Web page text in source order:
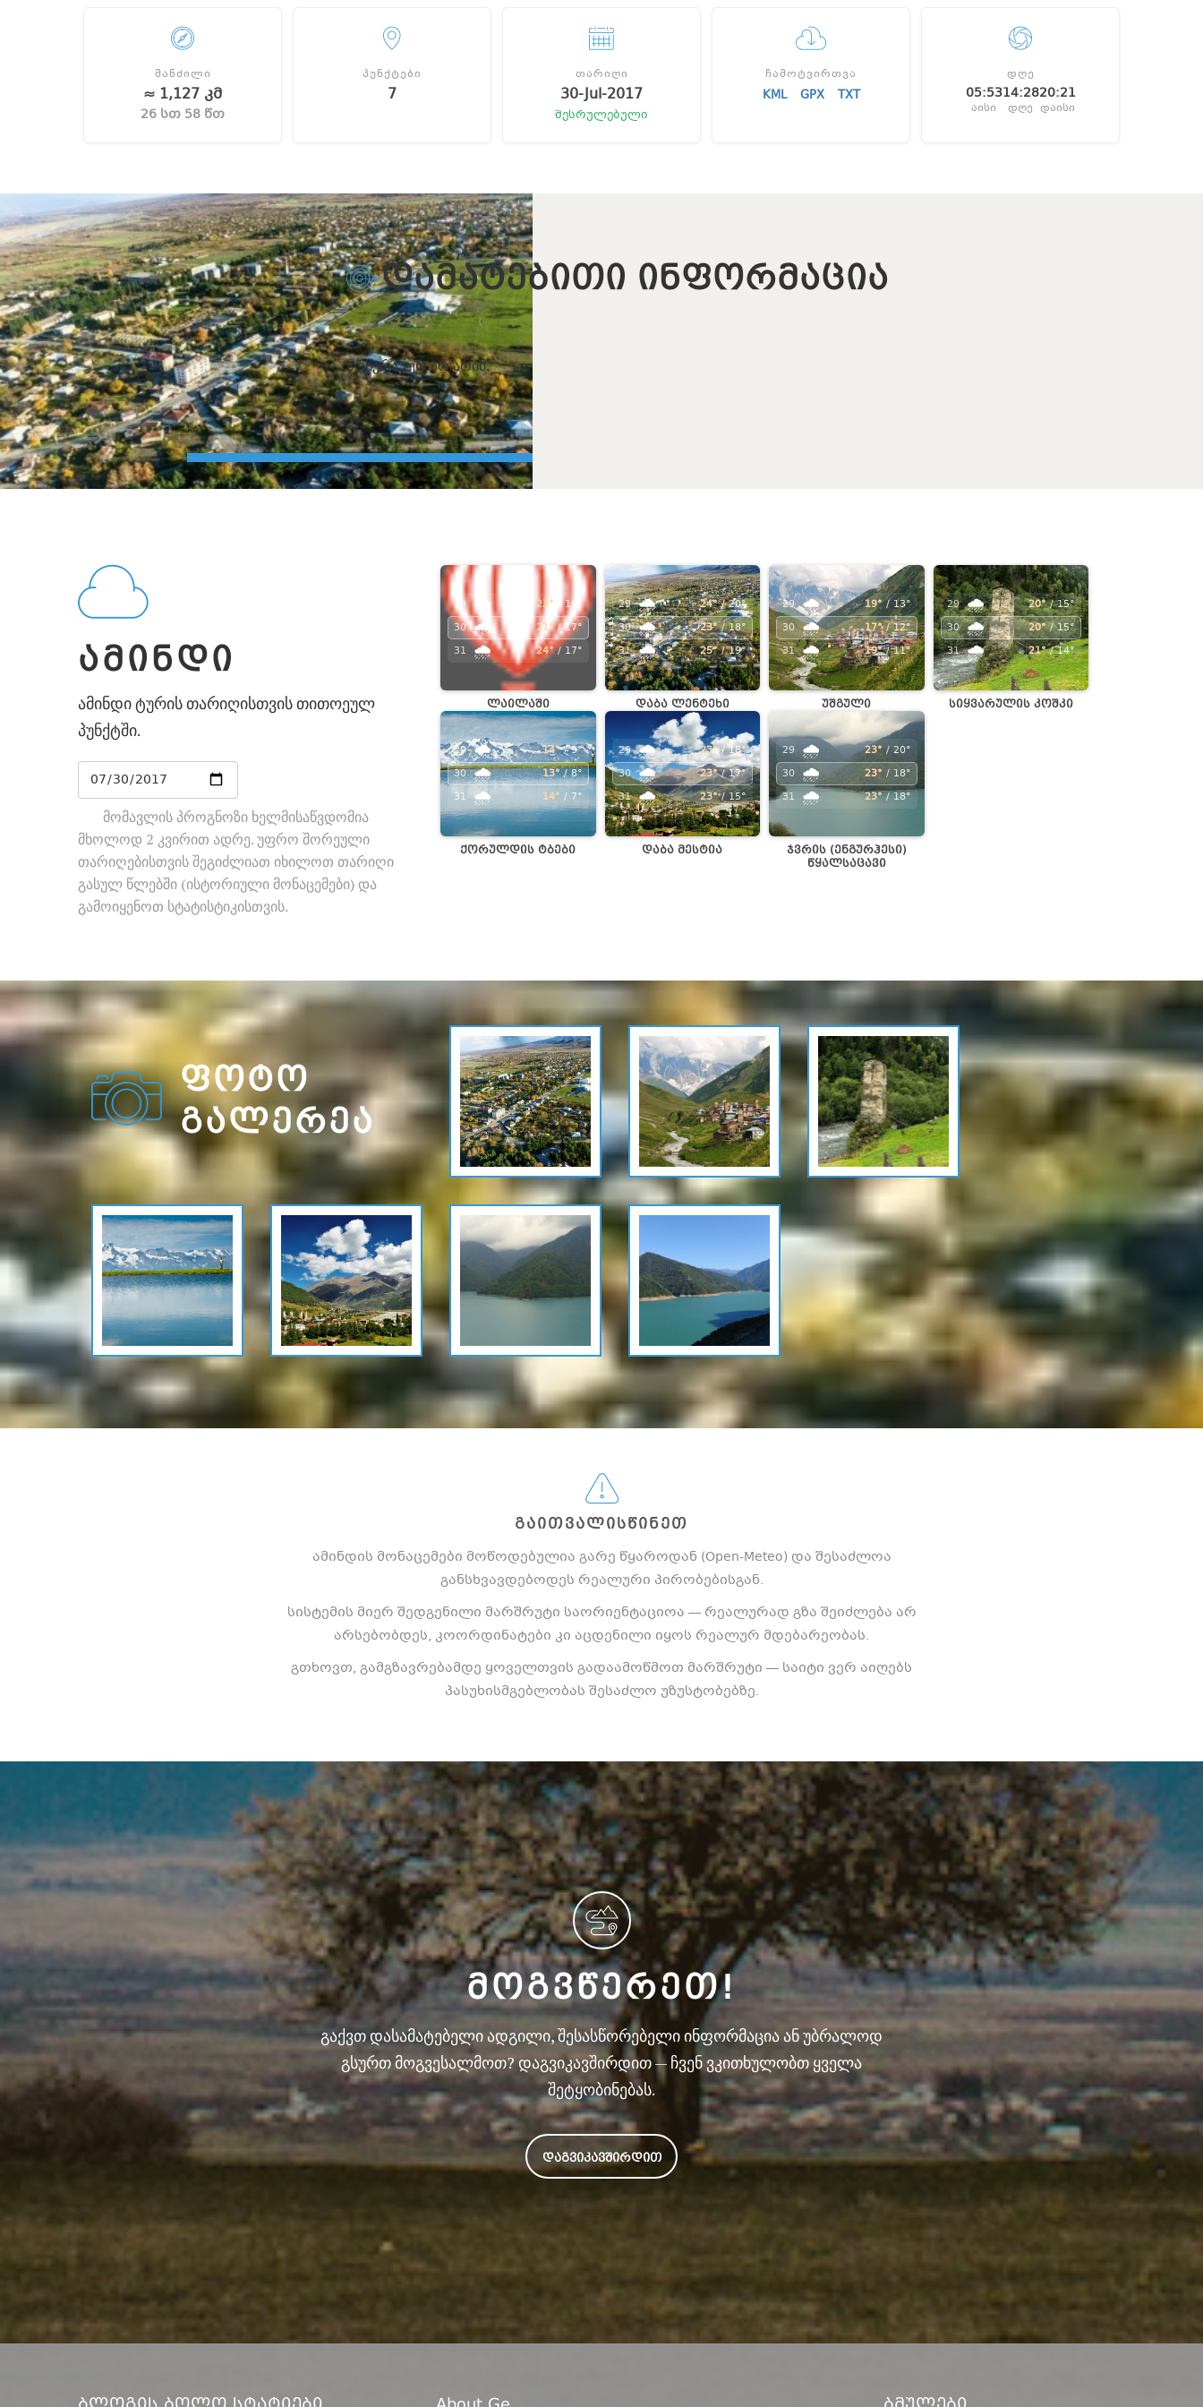
ᲛᲐᲜᲫᲘᲚᲘ
≈ 1,127 კმ
26 სთ 58 წთ
ᲞᲣᲜᲥᲢᲔᲑᲘ
7
ᲗᲐᲠᲘᲦᲘ
30-Jul-2017
შესრულებული
ᲩᲐᲛᲝᲢᲕᲘᲠᲗᲕᲐ
KML GPX TXT
ᲓᲦᲔ
05:53
აისი
14:28
დღე
20:21
დაისი
ᲓᲐᲛᲐᲢᲔᲑᲘᲗᲘ ᲘᲜᲤᲝᲠᲛᲐᲪᲘᲐ
აღწერა ჯერ არ არის.
ᲐᲛᲘᲜᲓᲘ
ამინდი ტურის თარიღისთვის თითოეულ
პუნქტში.
მომავლის პროგნოზი ხელმისაწვდომია
მხოლოდ 2 კვირით ადრე. უფრო შორეული
თარიღებისთვის შეგიძლიათ იხილოთ თარიღი
გასულ წლებში (ისტორიული მონაცემები) და
გამოიყენოთ სტატისტიკისთვის.
29 🌧️ 23° / 18°
30 🌧️ 21°/ 17°
31 🌧️ 24°/ 17°
ლაილაში
29 🌧️ 24°/ 20°
30 🌧️ 23°/ 18°
31 🌧️ 25°/ 19°
დაბა ლენტეხი
29 🌧️ 19°/ 13°
30 🌧️ 17°/ 12°
31 🌧️ 19°/ 11°
უშგული
29 🌧️ 20°/ 15°
30 🌧️ 20°/ 15°
31 🌧️ 21°/ 14°
სიყვარულის კოშკი
29 🌧️ 14°/ 9°
30 🌧️ 13°/ 8°
31 🌧️ 14° / 7°
ქორულდის ტბები
29 🌧️ 23°/ 18°
30 🌧️ 23°/ 17°
31 🌧️ 23°/ 15°
დაბა მესტია
29 🌧️ 23°/ 20°
30 🌧️ 23° / 18°
31 🌧️ 23°/ 18°
ჯვრის (ენგურჰესი)
წყალსაცავი
ᲤᲝᲢᲝ
ᲒᲐᲚᲔᲠᲔᲐ
ᲒᲐᲘᲗᲕᲐᲚᲘᲡᲬᲘᲜᲔᲗ
ამინდის მონაცემები მოწოდებულია გარე წყაროდან (Open-Meteo) და შესაძლოა
განსხვავდებოდეს რეალური პირობებისგან.
სისტემის მიერ შედგენილი მარშრუტი საორიენტაციოა — რეალურად გზა შეიძლება არ
არსებობდეს, კოორდინატები კი აცდენილი იყოს რეალურ მდებარეობას.
გთხოვთ, გამგზავრებამდე ყოველთვის გადაამოწმოთ მარშრუტი — საიტი ვერ აიღებს
პასუხისმგებლობას შესაძლო უზუსტობებზე.
ᲛᲝᲒᲕᲬᲔᲠᲔᲗ!
გაქვთ დასამატებელი ადგილი, შესასწორებელი ინფორმაცია ან უბრალოდ
გსურთ მოგვესალმოთ? დაგვიკავშირდით — ჩვენ ვკითხულობთ ყველა
შეტყობინებას.
ᲓᲐᲒᲕᲘᲙᲐᲕᲨᲘᲠᲓᲘᲗ